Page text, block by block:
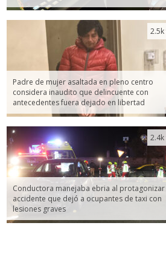
Padre de mujer asaltada en pleno centro
considera inaudito que delincuente con
antecedentes fuera dejado en libertad
Conductora manejaba ebria al protagonizar
accidente que dejó a ocupantes de taxi con
lesiones graves